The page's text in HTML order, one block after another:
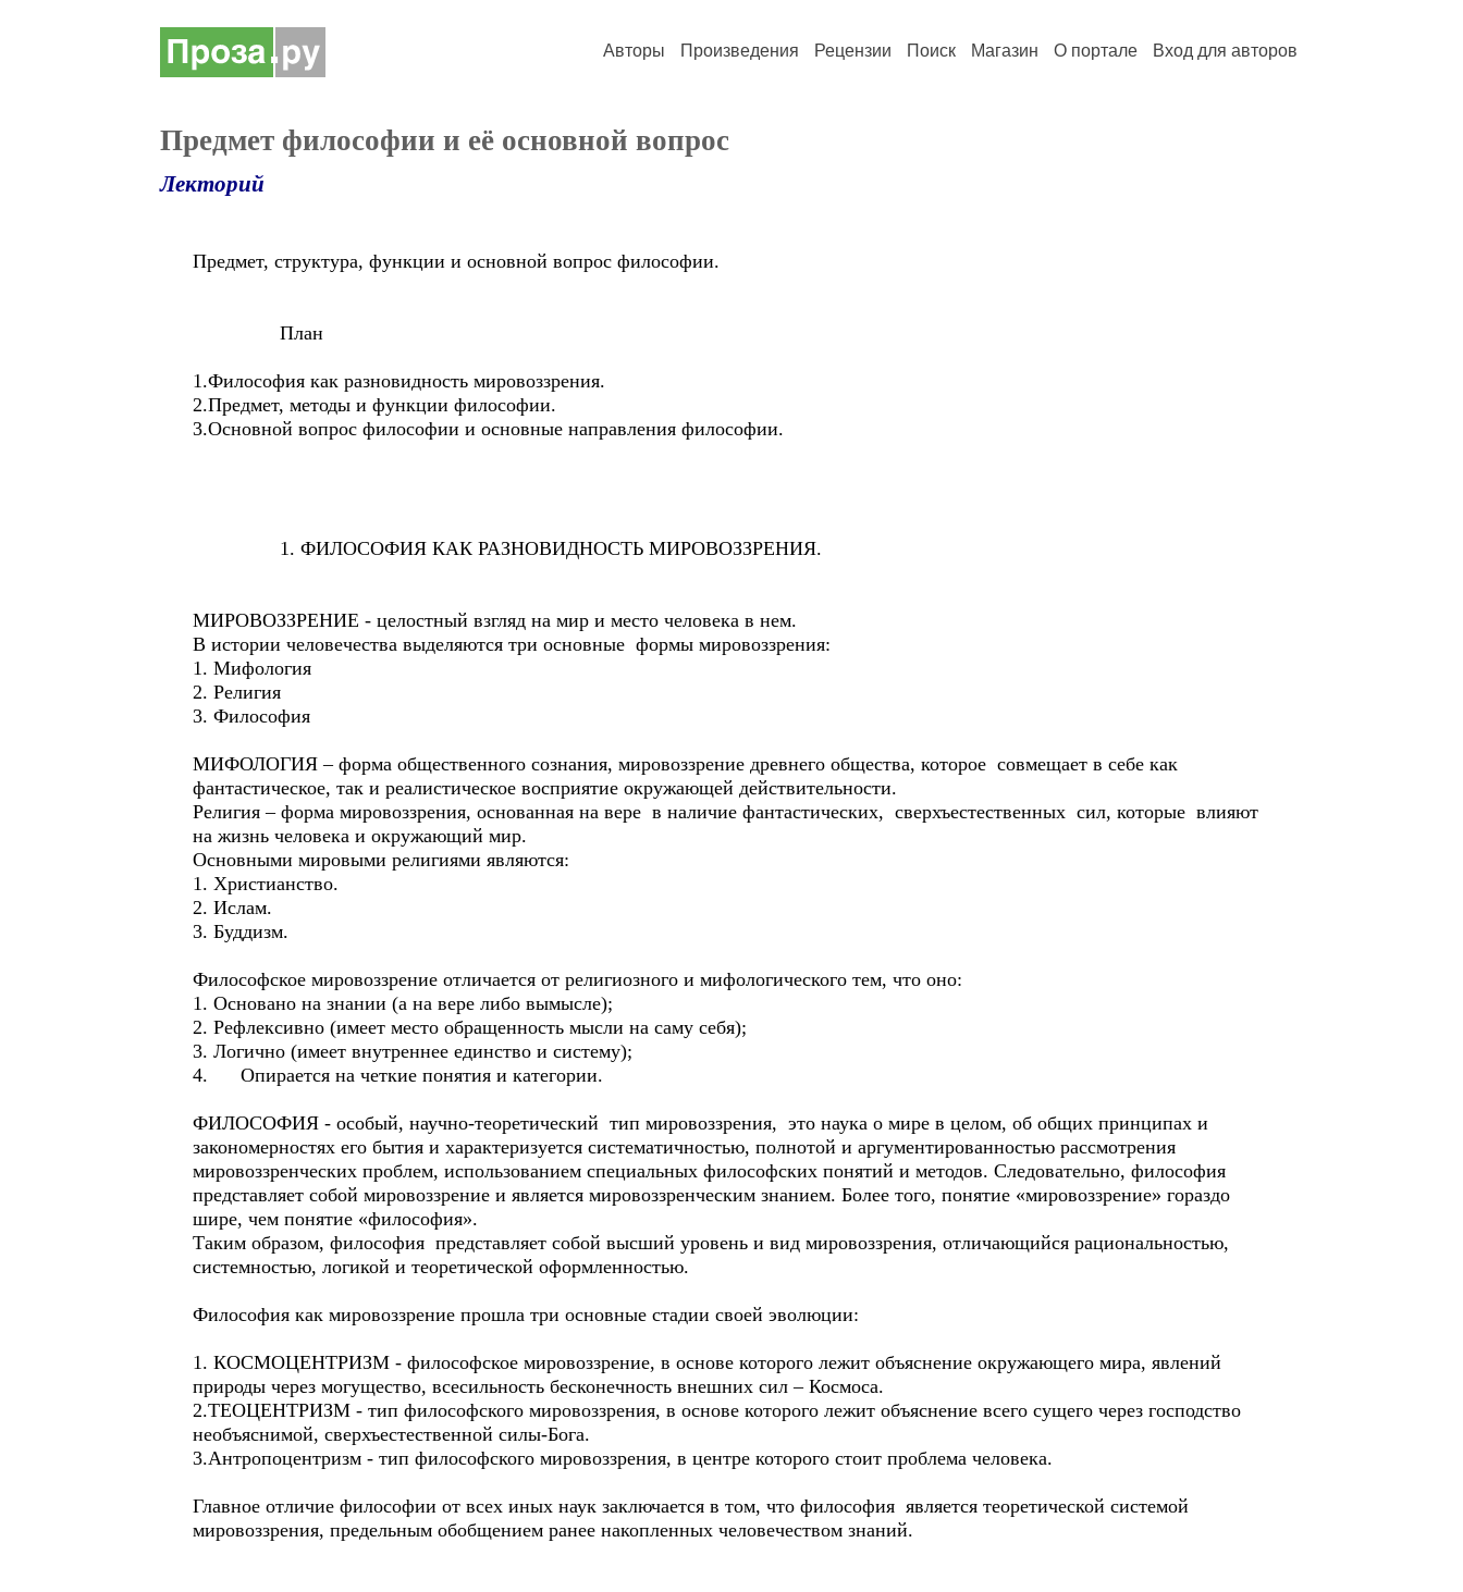
Авторы Произведения Рецензии Поиск Магазин О портале Вход для авторов
Предмет философии и её основной вопрос
Лекторий
Предмет, структура, функции и основной вопрос философии.
План
1.Философия как разновидность мировоззрения.
2.Предмет, методы и функции философии.
3.Основной вопрос философии и основные направления философии.
1. ФИЛОСОФИЯ КАК РАЗНОВИДНОСТЬ МИРОВОЗЗРЕНИЯ.
МИРОВОЗЗРЕНИЕ - целостный взгляд на мир и место человека в нем.
В истории человечества выделяются три основные формы мировоззрения:
1. Мифология
2. Религия
3. Философия
МИФОЛОГИЯ – форма общественного сознания, мировоззрение древнего общества, которое совмещает в себе как
фантастическое, так и реалистическое восприятие окружающей действительности.
Религия – форма мировоззрения, основанная на вере в наличие фантастических, сверхъестественных сил, которые влияют
на жизнь человека и окружающий мир.
Основными мировыми религиями являются:
1. Христианство.
2. Ислам.
3. Буддизм.
Философское мировоззрение отличается от религиозного и мифологического тем, что оно:
1. Основано на знании (а на вере либо вымысле);
2. Рефлексивно (имеет место обращенность мысли на саму себя);
3. Логично (имеет внутреннее единство и систему);
4. Опирается на четкие понятия и категории.
ФИЛОСОФИЯ - особый, научно-теоретический тип мировоззрения, это наука о мире в целом, об общих принципах и
закономерностях его бытия и характеризуется систематичностью, полнотой и аргументированностью рассмотрения
мировоззренческих проблем, использованием специальных философских понятий и методов. Следовательно, философия
представляет собой мировоззрение и является мировоззренческим знанием. Более того, понятие «мировоззрение» гораздо
шире, чем понятие «философия».
Таким образом, философия представляет собой высший уровень и вид мировоззрения, отличающийся рациональностью,
системностью, логикой и теоретической оформленностью.
Философия как мировоззрение прошла три основные стадии своей эволюции:
1. КОСМОЦЕНТРИЗМ - философское мировоззрение, в основе которого лежит объяснение окружающего мира, явлений
природы через могущество, всесильность бесконечность внешних сил – Космоса.
2.ТЕОЦЕНТРИЗМ - тип философского мировоззрения, в основе которого лежит объяснение всего сущего через господство
необъяснимой, сверхъестественной силы-Бога.
3.Антропоцентризм - тип философского мировоззрения, в центре которого стоит проблема человека.
Главное отличие философии от всех иных наук заключается в том, что философия является теоретической системой
мировоззрения, предельным обобщением ранее накопленных человечеством знаний.